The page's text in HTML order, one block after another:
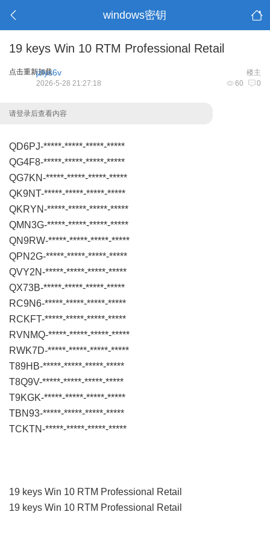
windows密钥
19 keys Win 10 RTM Professional Retail
点击重新加载 楼主
jzlys6v
60 0
2026-5-28 21:27:18
请登录后查看内容
QD6PJ-*****-*****-*****-*****
QG4F8-*****-*****-*****-*****
QG7KN-*****-*****-*****-*****
QK9NT-*****-*****-*****-*****
QKRYN-*****-*****-*****-*****
QMN3G-*****-*****-*****-*****
QN9RW-*****-*****-*****-*****
QPN2G-*****-*****-*****-*****
QVY2N-*****-*****-*****-*****
QX73B-*****-*****-*****-*****
RC9N6-*****-*****-*****-*****
RCKFT-*****-*****-*****-*****
RVNMQ-*****-*****-*****-*****
RWK7D-*****-*****-*****-*****
T89HB-*****-*****-*****-*****
T8Q9V-*****-*****-*****-*****
T9KGK-*****-*****-*****-*****
TBN93-*****-*****-*****-*****
TCKTN-*****-*****-*****-*****
19 keys Win 10 RTM Professional Retail
19 keys Win 10 RTM Professional Retail